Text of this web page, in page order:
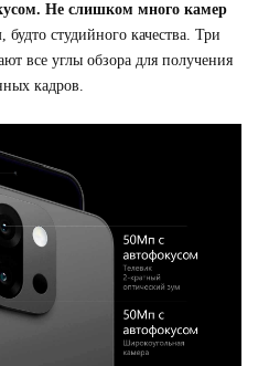
Не слишком много камер
студийного качества. Три
все углы обзора для получения
кадров.